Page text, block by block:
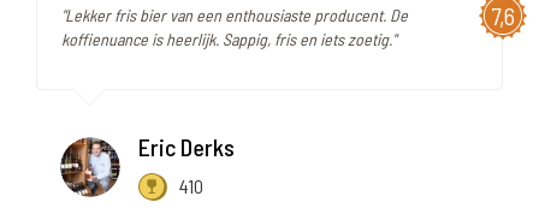
7,6
"Lekker fris bier van een enthousiaste producent. De
koffienuance is heerlijk. Sappig, fris en iets zoetig."
Eric Derks
410